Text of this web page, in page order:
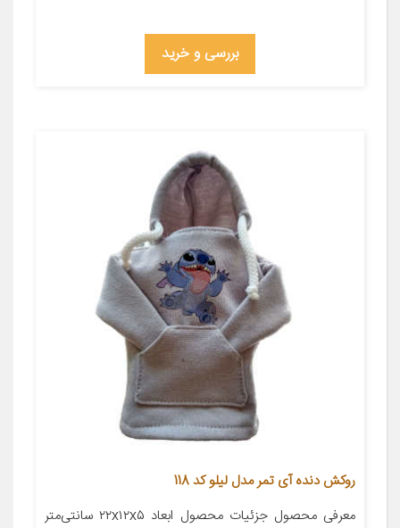
بررسی و خرید
روکش دنده آی تمر مدل لیلو کد 118
معرفی محصول جزئیات محصول ابعاد ۲۲x۱۲x۵ سانتی‌متر